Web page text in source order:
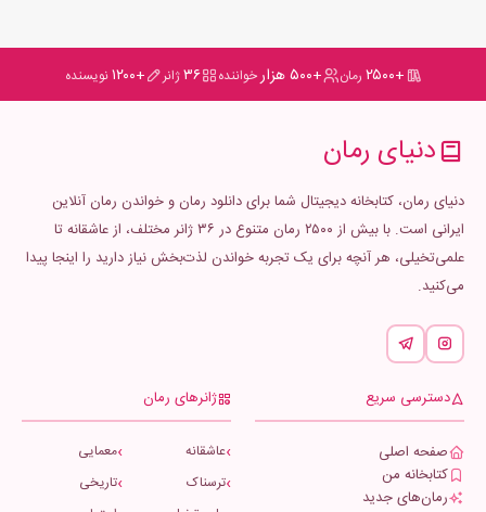
+۲۵۰۰ رمان +۵۰۰ هزار خواننده ۳۶ژانر +۱۲۰۰ نویسنده
دنیای رمان
دنیای رمان، کتابخانه دیجیتال شما برای دانلود رمان و خواندن رمان آنلاین
ایرانی است. با بیش از ۲۵۰۰ رمان متنوع در ۳۶ ژانر مختلف، از عاشقانه تا
علمی‌تخیلی، هر آنچه برای یک تجربه خواندن لذت‌بخش نیاز دارید را اینجا پیدا
می‌کنید.
دسترسی سریع
صفحه اصلی
کتابخانه من
رمان‌های جدید
ژانرهای رمان
عاشقانه
معمایی
ترسناک
تاریخی